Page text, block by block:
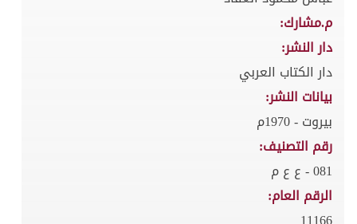
م.مشارك:
دار النشر:
دار الكتاب العربي
بيانات النشر:
بيروت - 1970م
رقم التصنيف:
081 - ع ع م
الرقم العام: